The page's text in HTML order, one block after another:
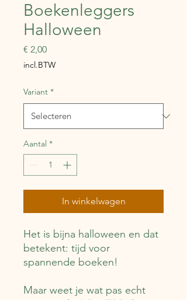
Boekenleggers
Halloween
€ 2,00Prijs
incl.BTW
Variant *
Aantal *
In winkelwagen
Het is bijna halloween en dat
betekent: tijd voor
spannende boeken!
Maar weet je wat pas echt